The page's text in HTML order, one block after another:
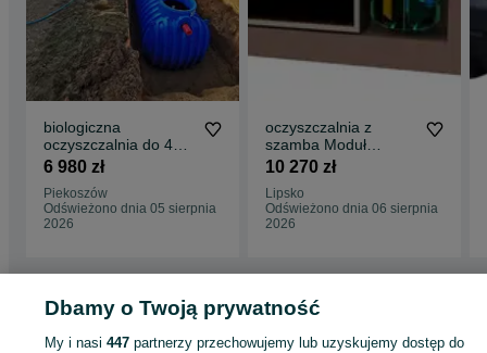
biologiczna
oczyszczalnia do 4
osób _ Sprzedaż _
6 980 zł
Piekoszów
Odświeżono dnia 05 sierpnia
2026
oczyszczalnia z
szamba Moduł
10 270 zł
Lipsko
Odświeżono dnia 06 sierpnia
2026
Strona główna Budowa i Remont Oczyszczalnie i szamba
Oczyszczalnie ścieków - Świętokrzyskie
Ostrowiec Świętokrzyski
Dbamy o Twoją prywatność
My i nasi447 partnerzy przechowujemy lub uzyskujemy dostęp do